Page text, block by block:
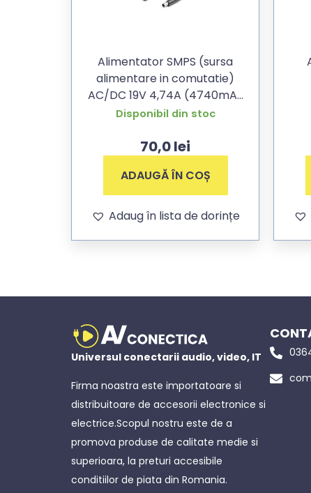
Alimentator SMPS (sursa
alimentare in comutatie)
AC/DC 19V 4,74A (4740mA)
cu mufa 7,4×5,0mm HP
Disponibil din stoc
70,0lei
ADAUGĂ ÎN COȘ
Adaug în lista de dorințe
Universul conectarii audio, video, IT
Firma noastra este importatoare si
distribuitoare de accesorii electronice si
electrice.Scopul nostru este de a
promova produse de calitate medie si
superioara, la preturi accesibile
conditiilor de piata din Romania.